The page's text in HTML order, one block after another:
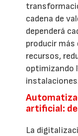
cadena de
dependerá
producir
recursos,
optimizando
artificial:
La